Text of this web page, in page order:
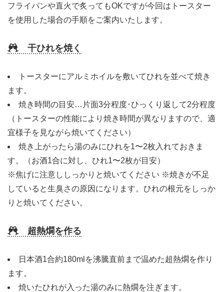
フライパンや直火で炙ってもOKですが今回はトースター
を使用した場合の手順をご案内いたします。
干ひれを焼く
トースターにアルミホイルを敷いてひれを並べて焼き
ます。
焼き時間の目安…片面3分程度･ひっくり返して2分程度
（トースターの性能により焼き時間が異なりますので、適
宜様子を見ながら焼いてください）
焼き上がったら湯のみにひれを1〜2枚入れておきま
す。（お酒1合に対し、ひれ1〜2枚が目安）
※焦げに注意ししっかりと焼いてください ※焼きが不足
していると生臭さの原因になります。ひれの根元をしっか
りと焼いてください。
超熱燗を作る
日本酒1合約180mlを沸騰直前まで温めた超熱燗を作り
ます。
焼いたひれが入った湯のみに熱燗を注ぎます。